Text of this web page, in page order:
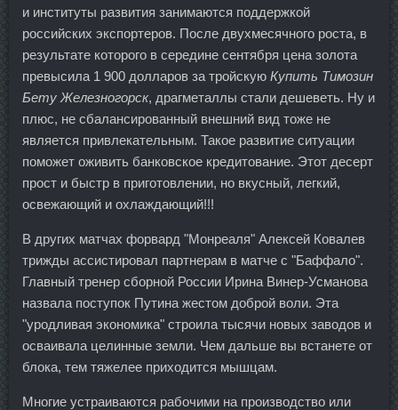
и институты развития занимаются поддержкой
российских экспортеров. После двухмесячного роста, в
результате которого в середине сентября цена золота
превысила 1 900 долларов за тройскую Купить Tимозин
Бету Железногорск, драгметаллы стали дешеветь. Ну и
плюс, не сбалансированный внешний вид тоже не
является привлекательным. Такое развитие ситуации
поможет оживить банковское кредитование. Этот десерт
прост и быстр в приготовлении, но вкусный, легкий,
освежающий и охлаждающий!!!
В других матчах форвард "Монреаля" Алексей Ковалев
трижды ассистировал партнерам в матче с "Баффало".
Главный тренер сборной России Ирина Винер-Усманова
назвала поступок Путина жестом доброй воли. Эта
"уродливая экономика" строила тысячи новых заводов и
осваивала целинные земли. Чем дальше вы встанете от
блока, тем тяжелее приходится мышцам.
Многие устраиваются рабочими на производство или